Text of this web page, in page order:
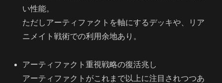
い性能。
ただしアーティファクトを軸にするデッキや、リア
ニメイト戦術での利用余地あり。
アーティファクト重視戦略の復活兆し
アーティファクトがこれまで以上に注目されつつあ